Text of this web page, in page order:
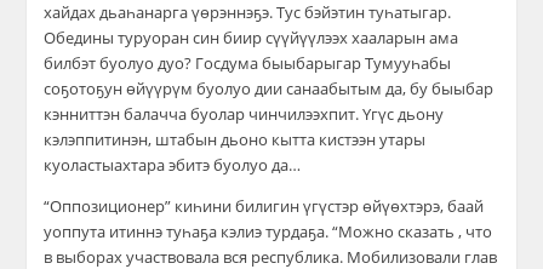
хайдах дьаһанарга үөрэннэҕэ. Тус бэйэтин туһатыгар.
Обедины туруоран син биир сүүйүүлээх хааларын ама
билбэт буолуо дуо? Госдума быыбарыгар Тумууһабы
соҕотоҕун өйүүрүм буолуо дии санаабытым да, бу быыбар
кэнниттэн балачча буолар чинчилээхпит. Үгүс дьону
кэлэппитинэн, штабын дьоно кытта кистээн утары
куоластыахтара эбитэ буолуо да…
“Оппозиционер” киһини билигин үгүстэр өйүөхтэрэ, баай
уоппута итиннэ туһаҕа кэлиэ турдаҕа. “Можно сказать , что
в выборах участвовала вся республика. Мобилизовали глав